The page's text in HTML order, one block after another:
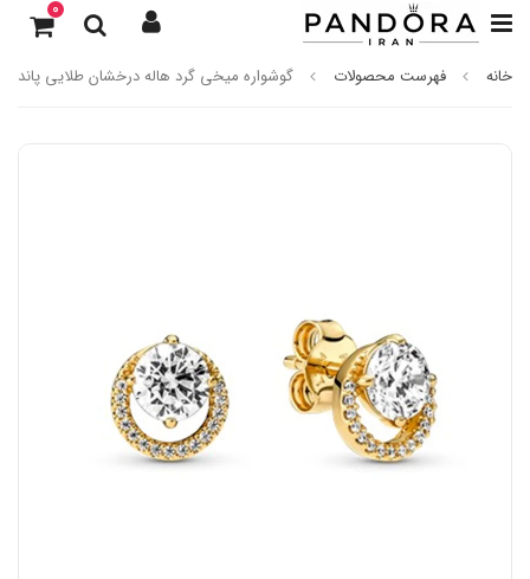
0
خانه فهرست محصولات گوشواره میخی گرد هاله درخشان طلایی پاندورا